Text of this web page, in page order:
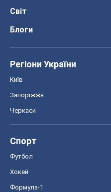
Світ
Блоги
Регіони України
Київ
Запоріжжя
Черкаси
Спорт
Футбол
Хокей
Формула-1